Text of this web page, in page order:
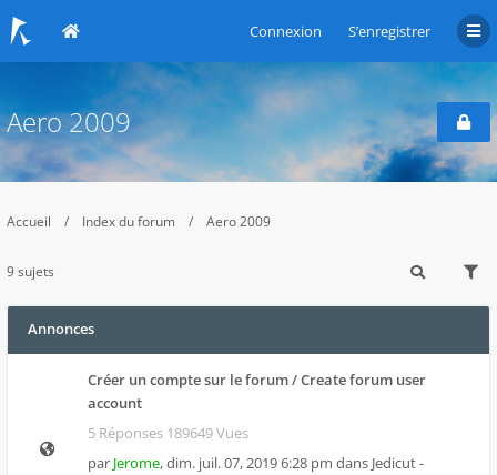
Connexion S’enregistrer
Aero 2009
Accueil Index du forum Aero 2009
9 sujets
Annonces
Créer un compte sur le forum / Create forum user
account
5 Réponses 189649 Vues
par Jerome,dim. juil. 07, 2019 6:28 pm dans Jedicut -